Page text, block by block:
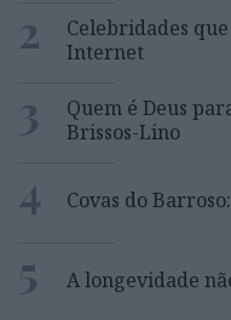
2
Celebridades
Internet
3
Quem é Deus
Brissos-Lino
4 Covas do
5 A longevidade